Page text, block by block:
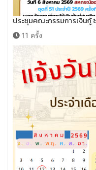
ประชุมคณะกรรมการเงินกู้
11 ครั้ง